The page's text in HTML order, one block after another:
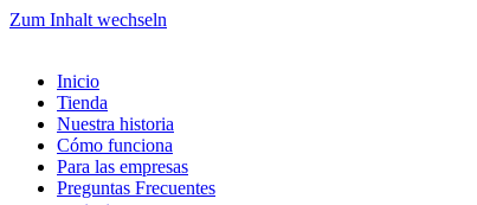
Zum Inhalt wechseln
Inicio
Tienda
Nuestra historia
Cómo funciona
Para las empresas
Preguntas Frecuentes